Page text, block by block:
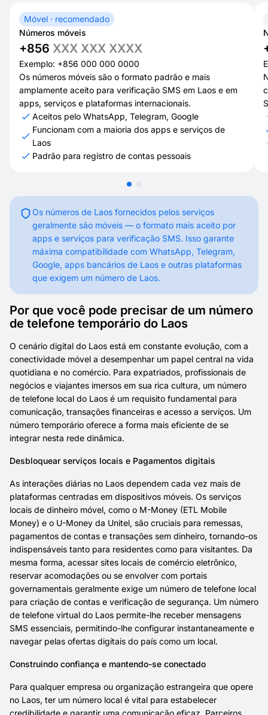
Móvel · recomendado
Números móveis
+856 XXX XXX XXXX
Exemplo: +856 000 000 0000
Os números móveis são o formato padrão e mais
amplamente aceito para verificação SMS em Laos e em
apps, serviços e plataformas internacionais.
Aceitos pelo WhatsApp, Telegram, Google
Funcionam com a maioria dos apps e serviços de
Laos
Padrão para registro de contas pessoais
Os números de Laos fornecidos pelos serviços
geralmente são móveis — o formato mais aceito por
apps e serviços para verificação SMS. Isso garante
máxima compatibilidade com WhatsApp, Telegram,
Google, apps bancários de Laos e outras plataformas
que exigem um número de Laos.
Por que você pode precisar de um número
de telefone temporário do Laos
O cenário digital do Laos está em constante evolução, com a
conectividade móvel a desempenhar um papel central na vida
quotidiana e no comércio. Para expatriados, profissionais de
negócios e viajantes imersos em sua rica cultura, um número
de telefone local do Laos é um requisito fundamental para
comunicação, transações financeiras e acesso a serviços. Um
número temporário oferece a forma mais eficiente de se
integrar nesta rede dinâmica.
Desbloquear serviços locais e Pagamentos digitais
As interações diárias no Laos dependem cada vez mais de
plataformas centradas em dispositivos móveis. Os serviços
locais de dinheiro móvel, como o M-Money (ETL Mobile
Money) e o U-Money da Unitel, são cruciais para remessas,
pagamentos de contas e transações sem dinheiro, tornando-os
indispensáveis tanto para residentes como para visitantes. Da
mesma forma, acessar sites locais de comércio eletrônico,
reservar acomodações ou se envolver com portais
governamentais geralmente exige um número de telefone local
para criação de contas e verificação de segurança. Um número
de telefone virtual do Laos permite-lhe receber mensagens
SMS essenciais, permitindo-lhe configurar instantaneamente e
navegar pelas ofertas digitais do país como um local.
Construindo confiança e mantendo-se conectado
Para qualquer empresa ou organização estrangeira que opere
no Laos, ter um número local é vital para estabelecer
credibilidade e garantir uma comunicação eficaz. Parceiros